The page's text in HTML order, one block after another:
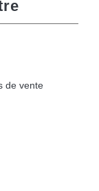
de vente